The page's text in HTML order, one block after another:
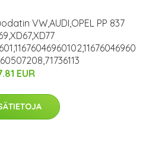
VW,AUDI,OPEL PP 837
EUR